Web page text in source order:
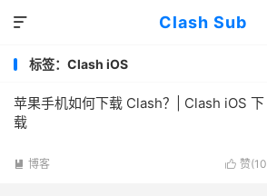
Clash Sub

标签：Clash iOS
苹果手机如何下载 Clash？| Clash iOS 下
载
 赞(10
 博客